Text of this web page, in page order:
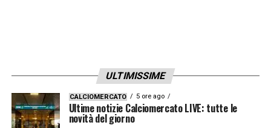
ULTIMISSIME
CALCIOMERCATO 5 ore ago
Ultime notizie Calciomercato LIVE: tutte le
novità del giorno